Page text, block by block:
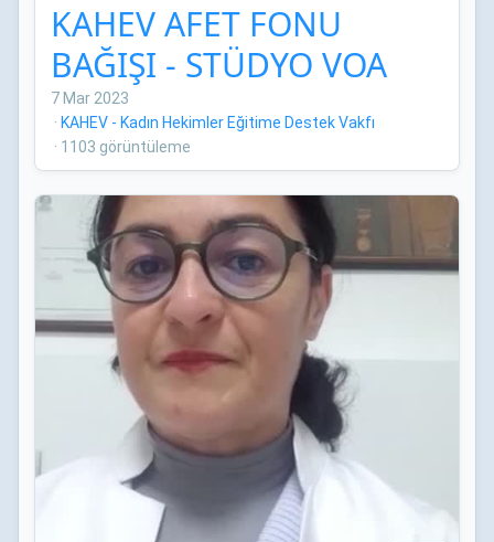
KAHEV AFET FONU
BAĞIŞI - STÜDYO VOA
7 Mar 2023
· KAHEV - Kadın Hekimler Eğitime Destek Vakfı
· 1103 görüntüleme